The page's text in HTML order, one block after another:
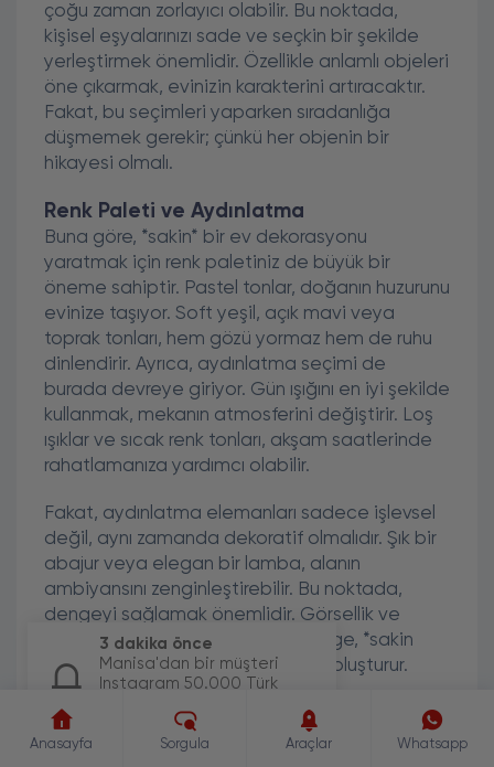
çoğu zaman zorlayıcı olabilir. Bu noktada,
kişisel eşyalarınızı sade ve seçkin bir şekilde
yerleştirmek önemlidir. Özellikle anlamlı objeleri
öne çıkarmak, evinizin karakterini artıracaktır.
Fakat, bu seçimleri yaparken sıradanlığa
düşmemek gerekir; çünkü her objenin bir
hikayesi olmalı.
Renk Paleti ve Aydınlatma
Buna göre, *sakin* bir ev dekorasyonu
yaratmak için renk paletiniz de büyük bir
öneme sahiptir. Pastel tonlar, doğanın huzurunu
evinize taşıyor. Soft yeşil, açık mavi veya
toprak tonları, hem gözü yormaz hem de ruhu
dinlendirir. Ayrıca, aydınlatma seçimi de
burada devreye giriyor. Gün ışığını en iyi şekilde
kullanmak, mekanın atmosferini değiştirir. Loş
ışıklar ve sıcak renk tonları, akşam saatlerinde
rahatlamanıza yardımcı olabilir.
Fakat, aydınlatma elemanları sadece işlevsel
değil, aynı zamanda dekoratif olmalıdır. Şık bir
abajur veya elegan bir lamba, alanın
ambiyansını zenginleştirebilir. Bu noktada,
dengeyi sağlamak önemlidir. Görsellik ve
işlevsellik arasında kurulan bu denge, *sakin
mod* dekorasyonunun anahtarını oluşturur.
Kişisel Dokunuşlar ve Huzur Alanları
Son olarak, sakin bir evin anahtarı kişisel
Anasayfa Sorgula Araçlar Whatsapp
3 dakika önce
Manisa'dan bir müşteri
Instagram 50.000 Türk
oluşturdu.